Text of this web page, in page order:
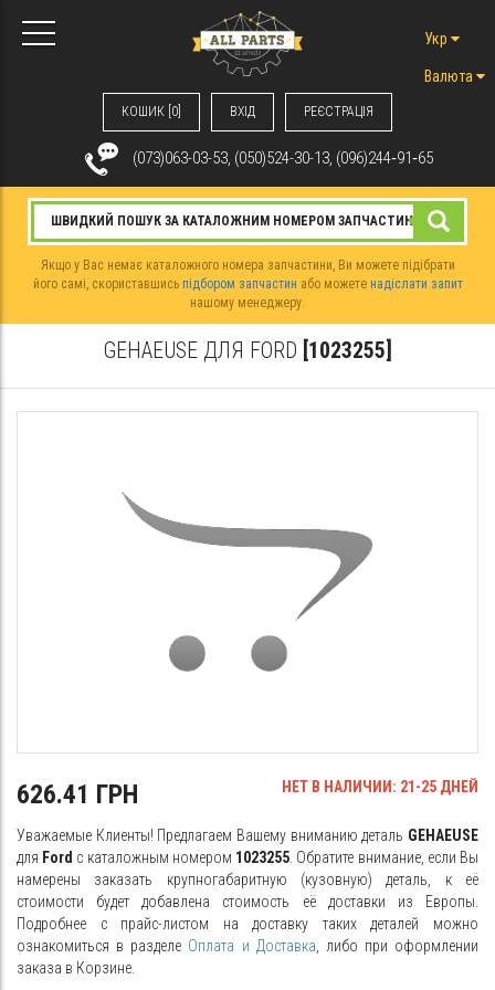
КОШИК [0] ВХIД РЕЄСТРАЦІЯ
Укр
Валюта
(073)063-03-53, (050)524-30-13, (096)244‑91‑65
Якщо у Вас немає каталожного номера запчастини, Ви можете підібрати
його самі, скориставшись підбором запчастин або можете надіслати запит
нашому менеджеру.
GEHAEUSE ДЛЯ FORD [1023255]
626.41 ГРН НЕТ В НАЛИЧИИ: 21-25 ДНЕЙ
Уважаемые Клиенты! Предлагаем Вашему вниманию деталь GEHAEUSE
для Ford с каталожным номером 1023255 . Обратите внимание, если Вы
намерены заказать крупногабаритную (кузовную) деталь, к её
стоимости будет добавлена стоимость её доставки из Европы.
Подробнее с прайс-листом на доставку таких деталей можно
ознакомиться в разделе Оплата и Доставка , либо при оформлении
заказа в Корзине.